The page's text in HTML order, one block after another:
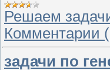
Решаем
Комментарии
задачи по